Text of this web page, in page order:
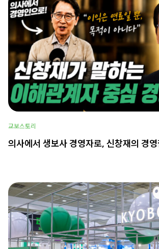
교보스토리
의사에서 생보사 경영자로, 신창재의 경